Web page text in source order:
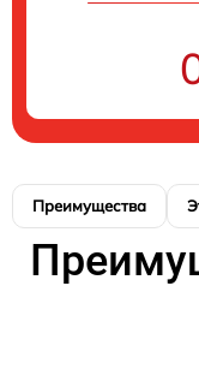
Преимущества